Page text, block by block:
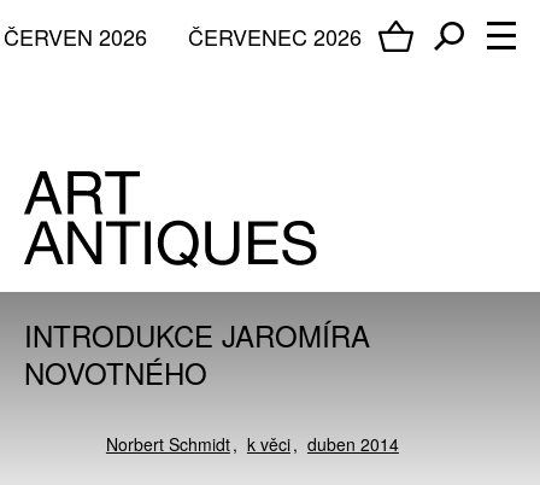
ČERVENEC 2026
ČERVEN 2026
INTRODUKCE JAROMÍRA
NOVOTNÉHO
Norbert Schmidt k věci duben 2014